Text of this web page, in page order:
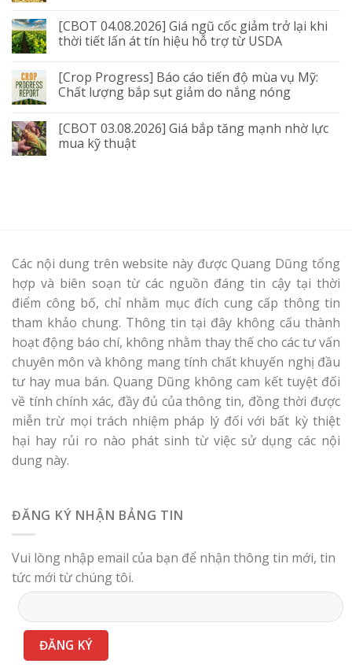
[CBOT 04.08.2026] Giá ngũ cốc giảm trở lại khi
thời tiết lấn át tín hiệu hỗ trợ từ USDA
[Crop Progress] Báo cáo tiến độ mùa vụ Mỹ:
Chất lượng bắp sụt giảm do nắng nóng
[CBOT 03.08.2026] Giá bắp tăng mạnh nhờ lực
mua kỹ thuật
Các nội dung trên website này được Quang Dũng tổng
hợp và biên soạn từ các nguồn đáng tin cậy tại thời
điểm công bố, chỉ nhằm mục đích cung cấp thông tin
tham khảo chung. Thông tin tại đây không cấu thành
hoạt động báo chí, không nhằm thay thế cho các tư vấn
chuyên môn và không mang tính chất khuyến nghị đầu
tư hay mua bán. Quang Dũng không cam kết tuyệt đối
về tính chính xác, đầy đủ của thông tin, đồng thời được
miễn trừ mọi trách nhiệm pháp lý đối với bất kỳ thiệt
hại hay rủi ro nào phát sinh từ việc sử dụng các nội
dung này.
ĐĂNG KÝ NHẬN BẢNG TIN
Vui lòng nhập email của bạn để nhận thông tin mới, tin
tức mới từ chúng tôi.